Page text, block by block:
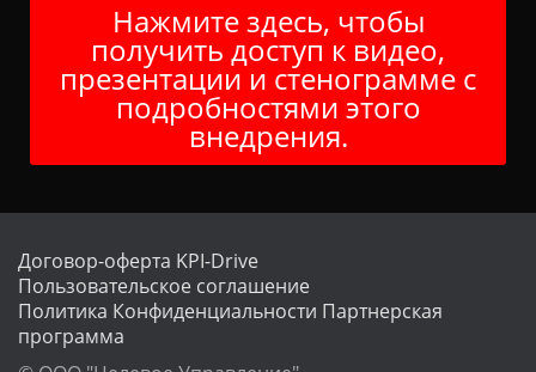
Нажмите здесь, чтобы
получить доступ к видео,
презентации и стенограмме с
подробностями этого
внедрения.
Договор-оферта KPI-Drive
Пользовательское соглашение
Политика Конфиденциальности Партнерская
программа